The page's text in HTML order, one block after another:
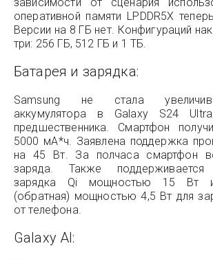
оперативной памяти LPDDR5X
Версии на 8 ГБ нет. Конфигураций
три: 256 ГБ, 512 ГБ и 1 ТБ.
Батарея и зарядка:
Samsung не стала
аккумулятора в Galaxy S24 Ultra
предшественника. Смартфон
5000 мА*ч. Заявлена поддержка
на 45 Вт. За полчаса смартфон
заряда. Также поддерживается
зарядка Qi мощностью 15 Вт и
(обратная) мощностью 4,5 Вт для
от телефона.
Galaxy AI: